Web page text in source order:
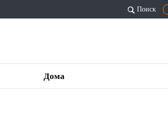
Поиск
Дома